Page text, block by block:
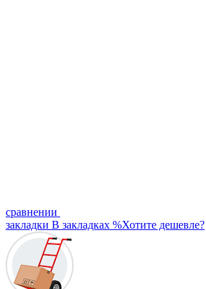
сравнении
закладки В закладках %Хотите дешевле?